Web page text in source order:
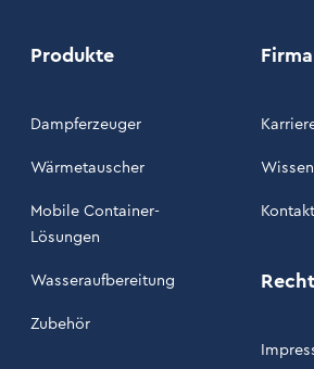
Produkte
Dampferzeuger
Wärmetauscher
Mobile Container-
Lösungen
Wasseraufbereitung
Zubehör
Firma
Kontakt